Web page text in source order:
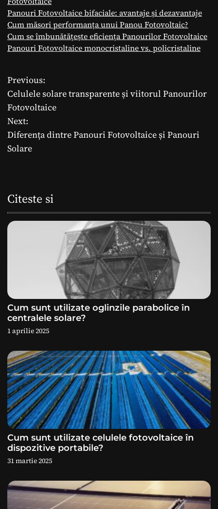
Panouri Fotovoltaice bifaciale: avantaje și dezavantaje
Cum măsori performanța unui Panou Fotovoltaic?
Cum se îmbunătățește eficiența Panourilor Fotovoltaice
Panouri Fotovoltaice monocristaline vs. policristaline
N
a
v
i
r
e
a
r
t
i
c
o
l
e
Previous:
Celulele solare transparente și viitorul Panourilor
Fotovoltaice
Next:
Diferența dintre Panouri Fotovoltaice și Panouri
Solare
Citeste si
Cum sunt utilizate oglinzile parabolice în
centralele solare?
1 aprilie 2025
Cum sunt utilizate celulele fotovoltaice în
dispozitive portabile?
31 martie 2025